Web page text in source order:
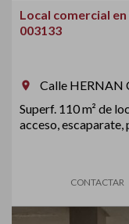
Local comercial en
003133
room
Calle HERNAN
Superf. 110 m² de
acceso, escaparate,
CONTACTAR
Previous